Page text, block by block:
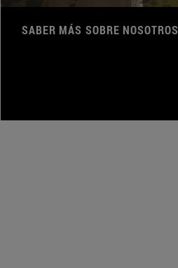
SABER MÁS SOBRE NOSOTROS